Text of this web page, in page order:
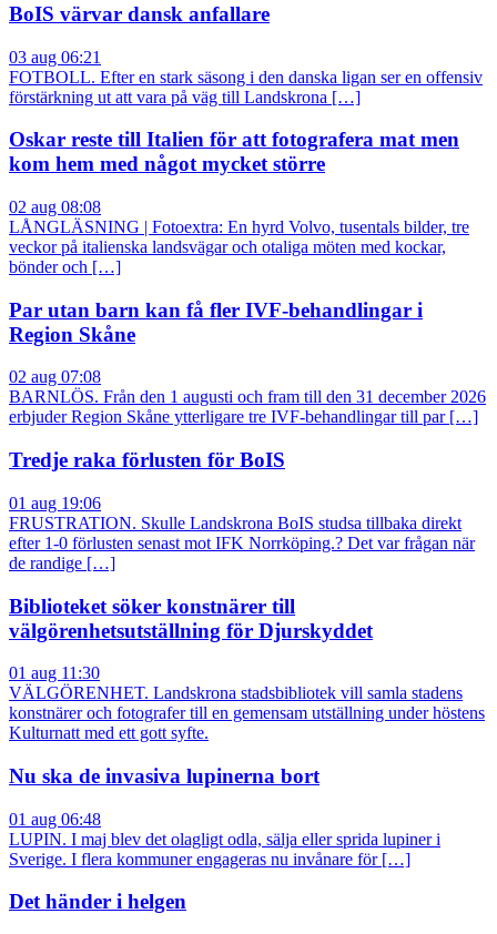
BoIS värvar dansk anfallare
03 aug 06:21
FOTBOLL. Efter en stark säsong i den danska ligan ser en offensiv
förstärkning ut att vara på väg till Landskrona […]
Oskar reste till Italien för att fotografera mat men
kom hem med något mycket större
02 aug 08:08
LÅNGLÄSNING | Fotoextra: En hyrd Volvo, tusentals bilder, tre
veckor på italienska landsvägar och otaliga möten med kockar,
bönder och […]
Par utan barn kan få fler IVF-behandlingar i
Region Skåne
02 aug 07:08
BARNLÖS. Från den 1 augusti och fram till den 31 december 2026
erbjuder Region Skåne ytterligare tre IVF-behandlingar till par […]
Tredje raka förlusten för BoIS
01 aug 19:06
FRUSTRATION. Skulle Landskrona BoIS studsa tillbaka direkt
efter 1-0 förlusten senast mot IFK Norrköping.? Det var frågan när
de randige […]
Biblioteket söker konstnärer till
välgörenhetsutställning för Djurskyddet
01 aug 11:30
VÄLGÖRENHET. Landskrona stadsbibliotek vill samla stadens
konstnärer och fotografer till en gemensam utställning under höstens
Kulturnatt med ett gott syfte.
Nu ska de invasiva lupinerna bort
01 aug 06:48
LUPIN. I maj blev det olagligt odla, sälja eller sprida lupiner i
Sverige. I flera kommuner engageras nu invånare för […]
Det händer i helgen